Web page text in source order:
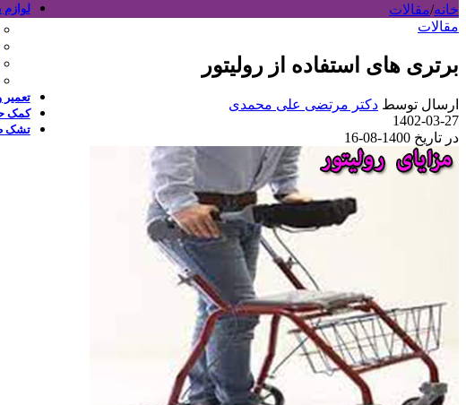
تعمیر
کمک
تشک
خانه/مقالات
مقالات
برتری های استفاده از رولیتور
ارسال توسط دکتر مرتضی علی محمدی
1402-03-27
در تاریخ 1400-08-16